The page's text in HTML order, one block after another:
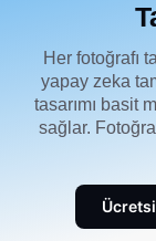
Her fotoğrafı
yapay zeka
tasarımı basit
sağlar.